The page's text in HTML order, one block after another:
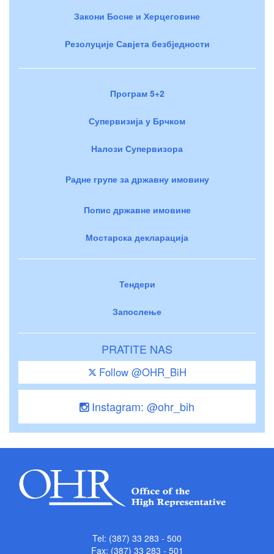
Закони Босне и Херцеговине
Резолуције Савјета безбједности
Програм 5+2
Супервизија у Брчком
Налози Супервизора
Радне групе за државну имовину
Попис државне имовине
Мостарска декларација
Тендери
Запослење
PRATITE NAS
Follow @OHR_BiH
Instagram: @ohr_bih
Tel: (387) 33 283 - 500
Fax: (387) 33 283 - 501